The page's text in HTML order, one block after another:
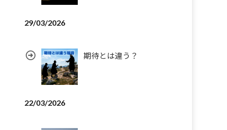
29/03/2026
期待とは違う？
22/03/2026